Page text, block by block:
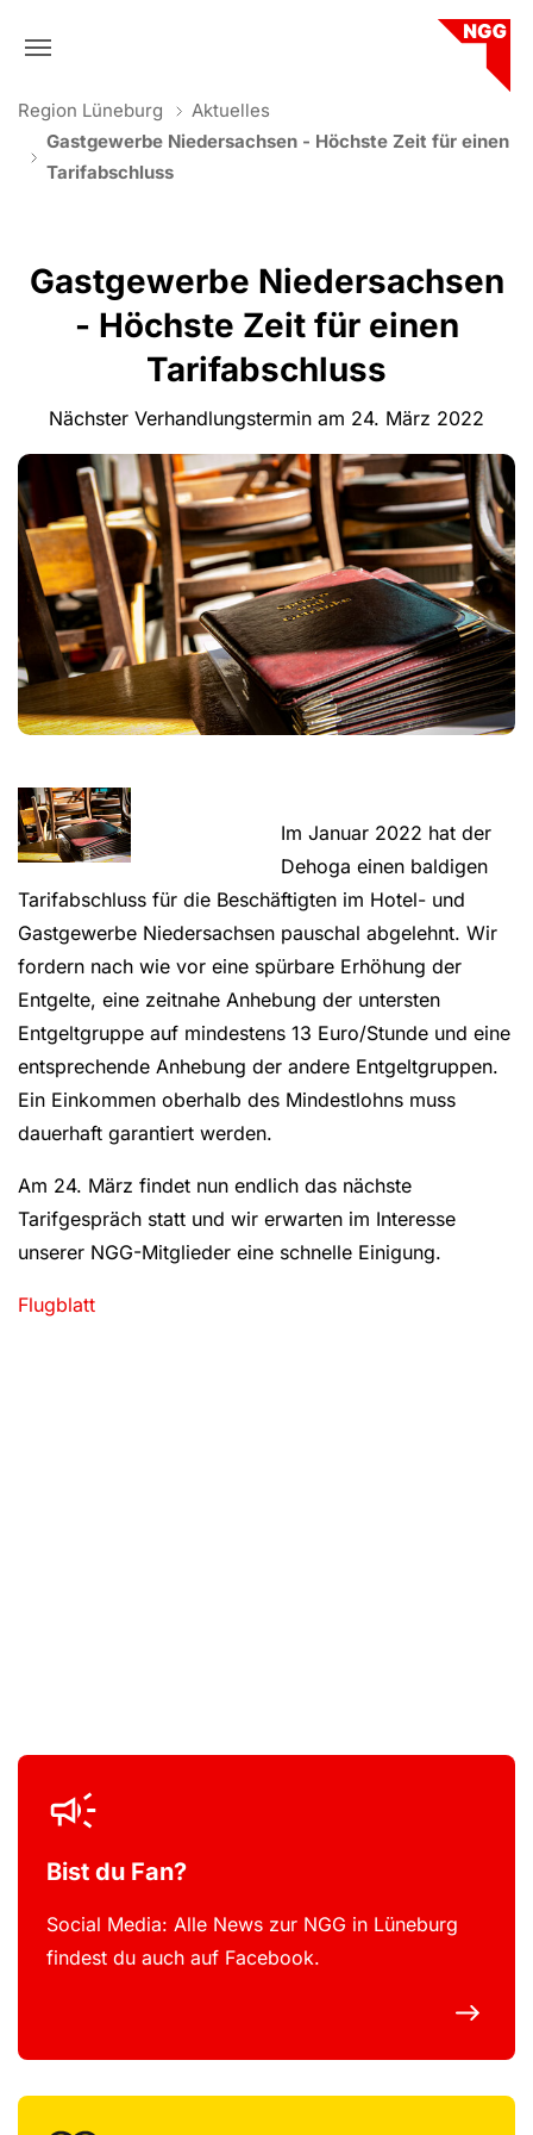
You are here:
Region Lüneburg
Aktuelles
Gastgewerbe Niedersachsen - Höchste Zeit für einen
Tarifabschluss
Gastgewerbe Niedersachsen
- Höchste Zeit für einen
Tarifabschluss
Nächster Verhandlungstermin am 24. März 2022
Im Januar 2022 hat der
Dehoga einen baldigen
Tarifabschluss für die Beschäftigten im Hotel- und
Gastgewerbe Niedersachsen pauschal abgelehnt. Wir
fordern nach wie vor eine spürbare Erhöhung der
Entgelte, eine zeitnahe Anhebung der untersten
Entgeltgruppe auf mindestens 13 Euro/Stunde und eine
entsprechende Anhebung der andere Entgeltgruppen.
Ein Einkommen oberhalb des Mindestlohns muss
dauerhaft garantiert werden.
Am 24. März findet nun endlich das nächste
Tarifgespräch statt und wir erwarten im Interesse
unserer NGG-Mitglieder eine schnelle Einigung.
Flugblatt
Bist du Fan?
Social Media: Alle News zur NGG in Lüneburg
findest du auch auf Facebook.